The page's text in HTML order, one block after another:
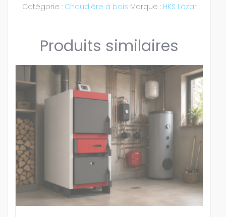
Catégorie : Chaudière à bois Marque : HKS Lazar
Produits similaires